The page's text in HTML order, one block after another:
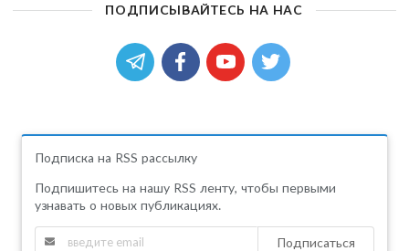
ПОДПИСЫВАЙТЕСЬ НА НАС
Подписка на RSS рассылку
Подпишитесь на нашу RSS ленту, чтобы первыми
узнавать о новых публикациях.
Подписаться